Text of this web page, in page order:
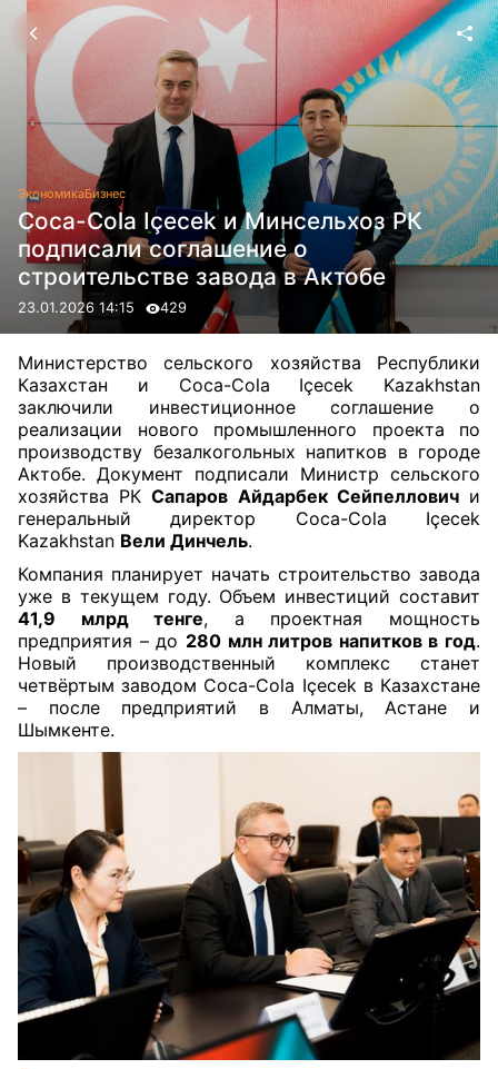
ЭкономикаБизнес
Coca-Cola Içecek и Минсельхоз РК
подписали соглашение о
строительстве завода в Актобе
23.01.2026 14:15 429
Министерство сельского хозяйства Республики
Казахстан и Coca-Cola Içecek Kazakhstan
заключили инвестиционное соглашение о
реализации нового промышленного проекта по
производству безалкогольных напитков в городе
Актобе. Документ подписали Министр сельского
хозяйства РКСапаров Айдарбек Сейпелловичи
генеральный директор Coca-Cola Içecek
Kazakhstan Вели Динчель.
Компания планирует начать строительство завода
уже в текущем году. Объем инвестиций составит
41,9 млрд тенге, а проектная мощность
предприятия – до 280 млн литров напитков в год.
Новый производственный комплекс станет
четвёртым заводом Coca-Cola Içecek в Казахстане
– после предприятий в Алматы, Астане и
Шымкенте.